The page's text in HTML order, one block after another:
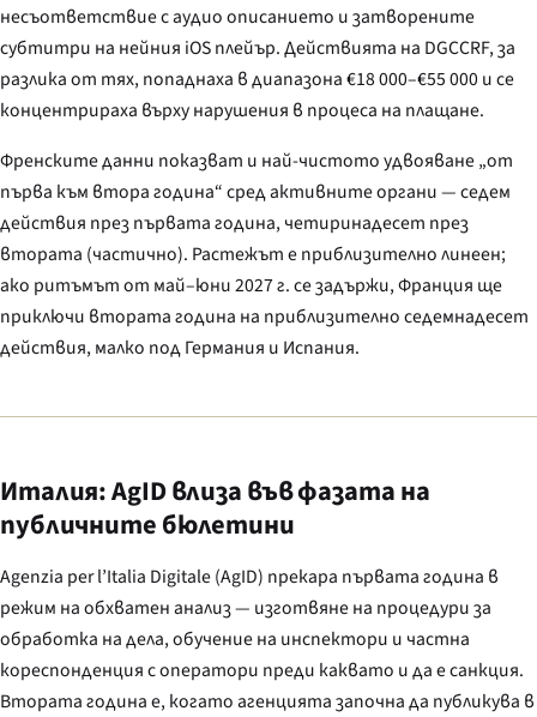
несъответствие с аудио описанието и затворените
субтитри на нейния iOS плейър. Действията на DGCCRF, за
разлика от тях, попаднаха в диапазона €18 000–€55 000 и се
концентрираха върху нарушения в процеса на плащане.
Френските данни показват и най-чистото удвояване „от
първа към втора година“ сред активните органи — седем
действия през първата година, четиринадесет през
втората (частично). Растежът е приблизително линеен;
ако ритъмът от май–юни 2027 г. се задържи, Франция ще
приключи втората година на приблизително седемнадесет
действия, малко под Германия и Испания.
Италия: AgID влиза във фазата на
публичните бюлетини
Agenzia per l’Italia Digitale(AgID) прекара първата година в
режим на обхватен анализ — изготвяне на процедури за
обработка на дела, обучение на инспектори и частна
кореспонденция с оператори преди каквато и да е санкция.
Втората година е, когато агенцията започна да публикува в